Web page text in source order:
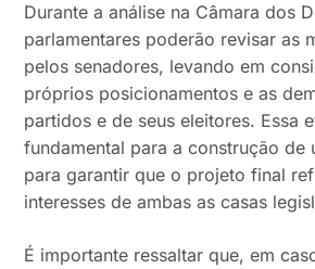
Durante a análise na Câmara dos
parlamentares poderão revisar as
pelos senadores, levando em
próprios posicionamentos e as
partidos e de seus eleitores. Essa
fundamental para a construção de
para garantir que o projeto final
interesses de ambas as casas
É importante ressaltar que, em